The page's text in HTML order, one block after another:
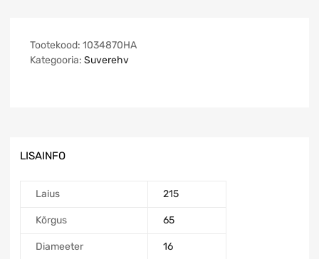
Tootekood: 1034870HA
Kategooria: Suverehv
LISAINFO
Laius 215
Kõrgus 65
Diameeter 16